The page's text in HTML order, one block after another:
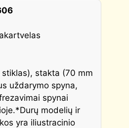
stakta (70 mm
uždarymo spyna,
spynai
*Durų modelių ir
yra iliustracinio